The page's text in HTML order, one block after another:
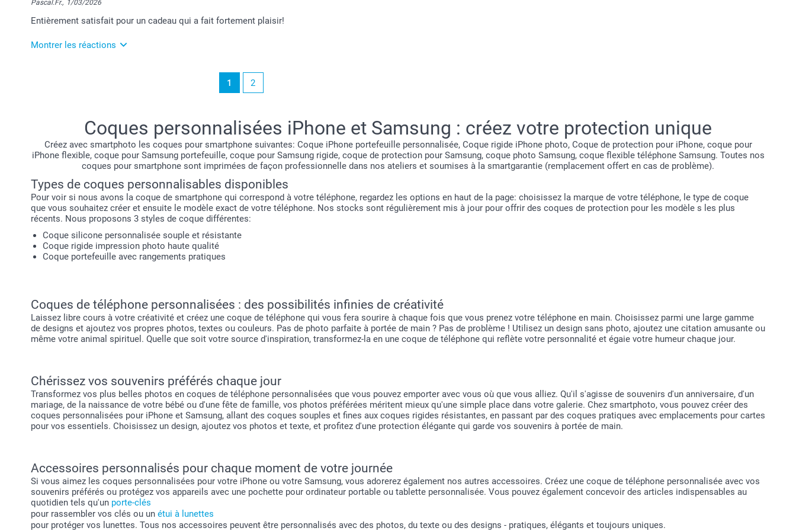
Lucie@smartphoto
Pascal.Fr., 1/03/2026
Entièrement satisfait pour un cadeau qui a fait fortement plaisir!
Montrer les réactions
Nous sommes ravis que votre expérience ait été à la hauteur de vos attentes Pascal. Merci pour
Laila@Smartphoto
1 2
Coques personnalisées iPhone et Samsung : créez votre protection unique
Créez avec smartphoto les coques pour smartphone suivantes: Coque iPhone portefeuille personnalisée, Coque rigide iPhone photo, Coque de protection pour iPhone, coque pour
iPhone flexible, coque pour Samsung portefeuille, coque pour Samsung rigide, coque de protection pour Samsung, coque photo Samsung, coque flexible téléphone Samsung. Toutes nos
coques pour smartphone sont imprimées de façon professionnelle dans nos ateliers et soumises à la smartgarantie (remplacement offert en cas de problème).
Types de coques personnalisables disponibles
Pour voir si nous avons la coque de smartphone qui correspond à votre téléphone, regardez les options en haut de la page: choisissez la marque de votre téléphone, le type de coque
que vous souhaitez créer et ensuite le modèle exact de votre téléphone. Nos stocks sont régulièrement mis à jour pour offrir des coques de protection pour les modèle s les plus
récents. Nous proposons 3 styles de coque différentes:
Coque silicone personnalisée souple et résistante
Coque rigide impression photo haute qualité
Coque portefeuille avec rangements pratiques
Coques de téléphone personnalisées : des possibilités infinies de créativité
Laissez libre cours à votre créativité et créez une coque de téléphone qui vous fera sourire à chaque fois que vous prenez votre téléphone en main. Choisissez parmi une large gamme
de designs et ajoutez vos propres photos, textes ou couleurs. Pas de photo parfaite à portée de main ? Pas de problème ! Utilisez un design sans photo, ajoutez une citation amusante ou
même votre animal spirituel. Quelle que soit votre source d'inspiration, transformez-la en une coque de téléphone qui reflète votre personnalité et égaie votre humeur chaque jour.
Chérissez vos souvenirs préférés chaque jour
Transformez vos plus belles photos en coques de téléphone personnalisées que vous pouvez emporter avec vous où que vous alliez. Qu'il s'agisse de souvenirs d'un anniversaire, d'un
mariage, de la naissance de votre bébé ou d'une fête de famille, vos photos préférées méritent mieux qu'une simple place dans votre galerie. Chez smartphoto, vous pouvez créer des
coques personnalisées pour iPhone et Samsung, allant des coques souples et fines aux coques rigides résistantes, en passant par des coques pratiques avec emplacements pour cartes
pour vos essentiels. Choisissez un design, ajoutez vos photos et texte, et profitez d'une protection élégante qui garde vos souvenirs à portée de main.
Accessoires personnalisés pour chaque moment de votre journée
Si vous aimez les coques personnalisées pour votre iPhone ou votre Samsung, vous adorerez également nos autres accessoires. Créez une coque de téléphone personnalisée avec vos
souvenirs préférés ou protégez vos appareils avec une pochette pour ordinateur portable ou tablette personnalisée. Vous pouvez également concevoir des articles indispensables au
quotidien tels qu'un porte-clés
pour rassembler vos clés ou un étui à lunettes
pour protéger vos lunettes. Tous nos accessoires peuvent être personnalisés avec des photos, du texte ou des designs - pratiques, élégants et toujours uniques.